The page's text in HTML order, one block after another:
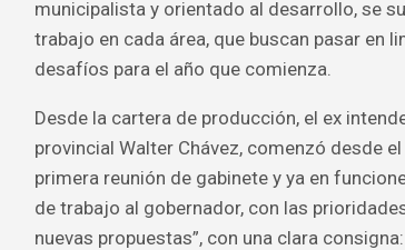
municipalista y orientado al desarrollo, se
trabajo en cada área, que buscan pasar en
desafíos para el año que comienza.
Desde la cartera de producción, el ex
provincial Walter Chávez, comenzó desde
primera reunión de gabinete y ya en
de trabajo al gobernador, con las
nuevas propuestas”, con una clara